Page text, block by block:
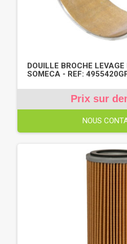
DOUILLE BROCHE
SOMECA - REF:
Prix sur
NOUS